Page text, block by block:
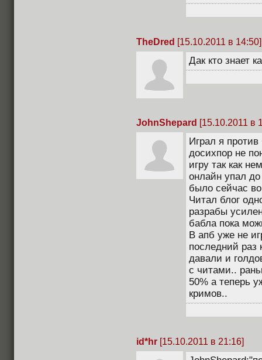
TheDred [15.10.2011 в 14:50]
Дак кто знает
JohnShepard [15.10.2011 в
Играл я
досихпор не
игру так как
онлайн упал
было сейчас
Читал блог
разрабы
бабла пока
В апб уже не
последний раз
давали и
с читами..
50% а теперь
кримов..
id*hr [15.10.2011 в 21:16]